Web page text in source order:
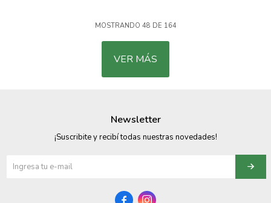
MOSTRANDO 48 DE 164
VER MÁS
Newsletter
¡Suscribite y recibí todas nuestras novedades!
 